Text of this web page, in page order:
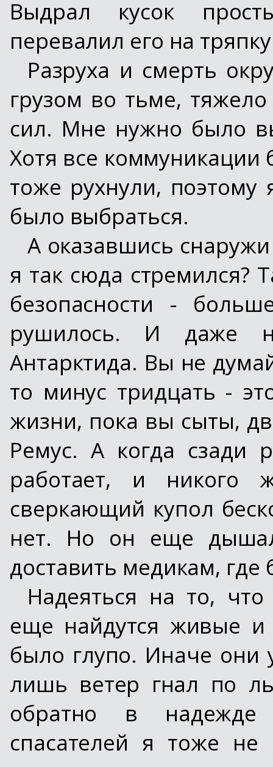
Выдрал кусок
перевалил его на
Разруха и смерть
грузом во тьме,
сил. Мне нужно было
Хотя все
тоже рухнули,
было выбраться.
А оказавшись
я так сюда стремился?
безопасности -
рушилось. И даже
Антарктида. Вы не
то минус тридцать -
жизни, пока вы сыты,
Ремус. А когда сзади
работает, и никого
сверкающий купол
нет. Но он еще
доставить медикам,
Надеяться на то,
еще найдутся живые
было глупо. Иначе
лишь ветер гнал по
обратно в надежде
спасателей я тоже